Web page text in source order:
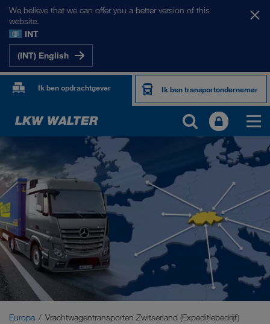
We believe that we can offer you a better version of this
website.
INT
(INT) English
Ik ben opdrachtgever Ik ben transportondernemer
ONZE MARKTEN
Europa
Centraal-Azië
Rusland
Midden-Oosten
Europa Vrachtwagentransporten Zwitserland (Expeditiebedrijf)